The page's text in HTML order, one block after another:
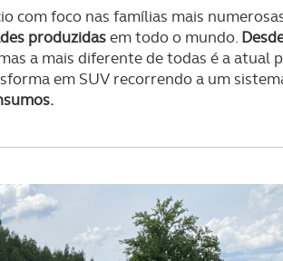
com foco nas famílias mais
produzidasem todo o mundo.
a mais diferente de todas é a atual
em SUV recorrendo a um